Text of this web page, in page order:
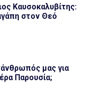
Καυσοκαλυβίτης:
στον Θεό
μας για
Παρουσία;